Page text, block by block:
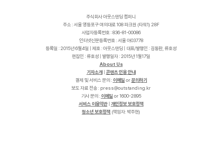
주식회사 아웃스탠딩 컴퍼니
주소 : 서울 영등포구 여의대로 108 파크원 (타워1) 28F
사업자등록번호 : 836-81-00086
인터넷신문등록번호 : 서울 아03778
등록일 : 2015년 6월4일 | 제호 : 아웃스탠딩 | 대표/발행인 : 김동환, 류호성
편집인 : 류호성 | 발행일자 : 2015년 1월17일
About Us
기자소개
콘텐츠 인용 안내
결제 및 서비스 문의 : 이메일 or문의하기
보도 자료 전송 :
r
k
.
g
n
i
d
n
a
t
s
t
u
o
@
s
s
e
r
p
기사 문의 : 이메일 or 1600-2895
서비스 이용약관| 개인정보 보호정책
청소년 보호정책 (책임자: 박주현)